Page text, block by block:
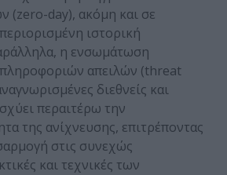
(zero-day), ακόμη και σε
ιστορική
η ενσωμάτωση
απειλών (threat
διεθνείς και
περαιτέρω την
της ανίχνευσης, επιτρέποντας
στις συνεχώς
και τεχνικές των